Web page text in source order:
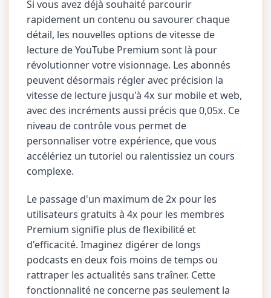
Si vous avez déjà souhaité parcourir
rapidement un contenu ou savourer chaque
détail, les nouvelles options de vitesse de
lecture de YouTube Premium sont là pour
révolutionner votre visionnage. Les abonnés
peuvent désormais régler avec précision la
vitesse de lecture jusqu'à 4x sur mobile et web,
avec des incréments aussi précis que 0,05x. Ce
niveau de contrôle vous permet de
personnaliser votre expérience, que vous
accélériez un tutoriel ou ralentissiez un cours
complexe.
Le passage d'un maximum de 2x pour les
utilisateurs gratuits à 4x pour les membres
Premium signifie plus de flexibilité et
d'efficacité. Imaginez digérer de longs
podcasts en deux fois moins de temps ou
rattraper les actualités sans traîner. Cette
fonctionnalité ne concerne pas seulement la